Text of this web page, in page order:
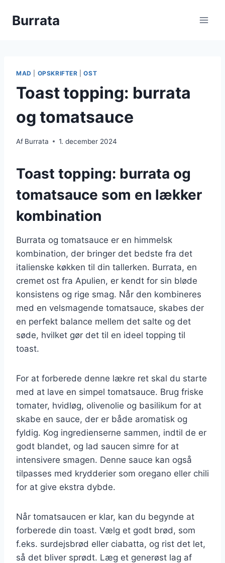
Burrata
MAD OPSKRIFTER |OST
Toast topping: burrata
og tomatsauce
Af Burrata 1. december 2024
Toast topping: burrata og
tomatsauce som en lækker
kombination
Burrata og tomatsauce er en himmelsk
kombination, der bringer det bedste fra det
italienske køkken til din tallerken. Burrata, en
cremet ost fra Apulien, er kendt for sin bløde
konsistens og rige smag. Når den kombineres
med en velsmagende tomatsauce, skabes der
en perfekt balance mellem det salte og det
søde, hvilket gør det til en ideel topping til
toast.
For at forberede denne lækre ret skal du starte
med at lave en simpel tomatsauce. Brug friske
tomater, hvidløg, olivenolie og basilikum for at
skabe en sauce, der er både aromatisk og
fyldig. Kog ingredienserne sammen, indtil de er
godt blandet, og lad saucen simre for at
intensivere smagen. Denne sauce kan også
tilpasses med krydderier som oregano eller chili
for at give ekstra dybde.
Når tomatsaucen er klar, kan du begynde at
forberede din toast. Vælg et godt brød, som
f.eks. surdejsbrød eller ciabatta, og rist det let,
så det bliver sprødt. Læg et generøst lag af